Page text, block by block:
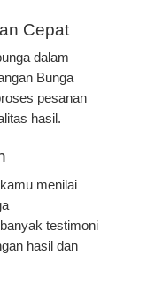
Cepat
dalam
Bunga
pesanan
hasil.
menilai
testimoni
hasil dan